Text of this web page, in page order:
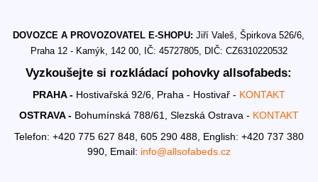
DOVOZCE A PROVOZOVATEL E-SHOPU:Jiří Valeš, Špirkova 526/6,
Praha 12 - Kamýk, 142 00, IČ: 45727805, DIČ: CZ6310220532
Vyzkoušejte si rozkládací pohovky allsofabeds:
PRAHA - Hostivařská 92/6, Praha - Hostivař - KONTAKT
OSTRAVA - Bohumínská 788/61, Slezská Ostrava - KONTAKT
Telefon: +420 775 627 848, 605 290 488, English: +420 737 380
990, Email: info@allsofabeds.cz